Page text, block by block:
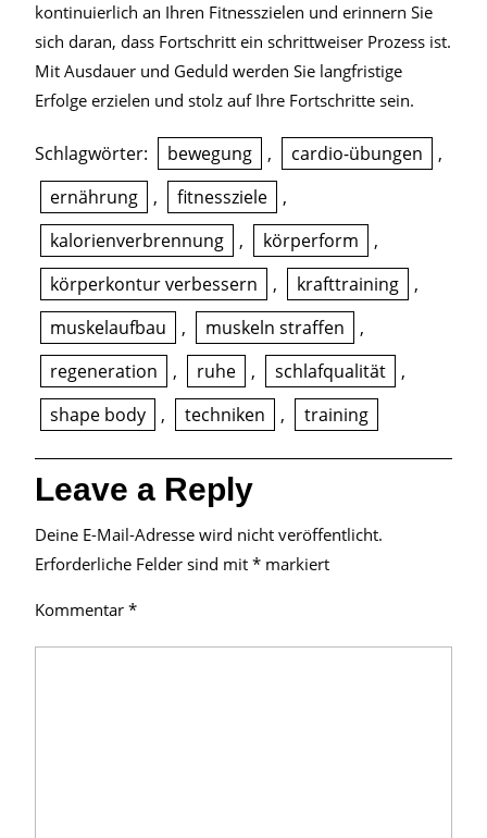
kontinuierlich an Ihren Fitnesszielen und erinnern Sie
sich daran, dass Fortschritt ein schrittweiser Prozess ist.
Mit Ausdauer und Geduld werden Sie langfristige
Erfolge erzielen und stolz auf Ihre Fortschritte sein.
Schlagwörter: bewegung , cardio-übungen
,
ernährung
, fitnessziele
,
kalorienverbrennung
, körperform
,
körperkontur verbessern
, krafttraining
,
muskelaufbau
, muskeln straffen
,
regeneration
, ruhe , schlafqualität
,
shape body
, techniken , training
Leave a Reply
Deine E-Mail-Adresse wird nicht veröffentlicht.
Erforderliche Felder sind mit * markiert
Kommentar *